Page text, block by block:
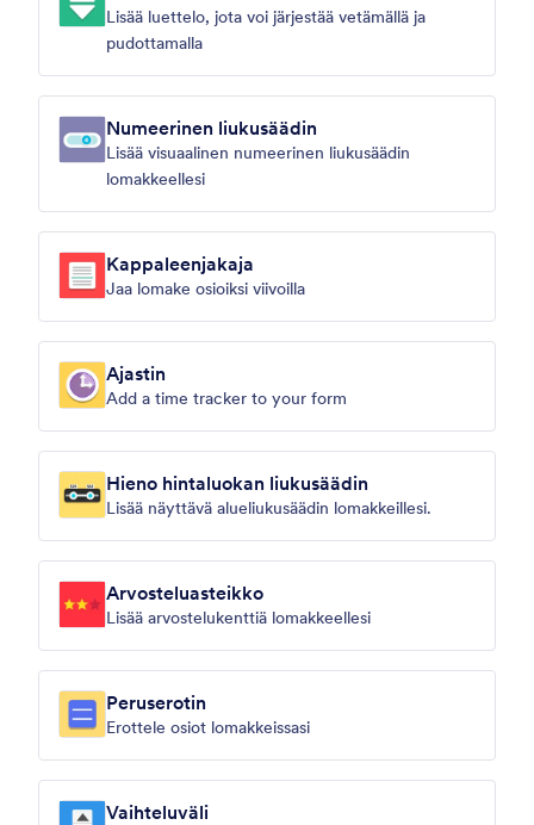
Lisää luettelo, jota voi järjestää vetämällä ja
pudottamalla
Numeerinen liukusäädin
Lisää visuaalinen numeerinen liukusäädin
lomakkeellesi
Kappaleenjakaja
Jaa lomake osioiksi viivoilla
Ajastin
Add a time tracker to your form
Hieno hintaluokan liukusäädin
Lisää näyttävä alueliukusäädin lomakkeillesi.
Arvosteluasteikko
Lisää arvostelukenttiä lomakkeellesi
Peruserotin
Erottele osiot lomakkeissasi
Vaihteluväli